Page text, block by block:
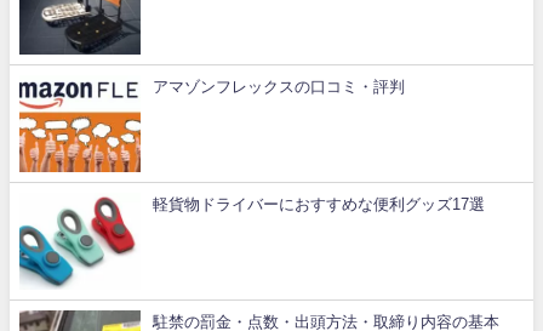
アマゾンフレックスの口コミ・評判
軽貨物ドライバーにおすすめな便利グッズ17選
駐禁の罰金・点数・出頭方法・取締り内容の基本